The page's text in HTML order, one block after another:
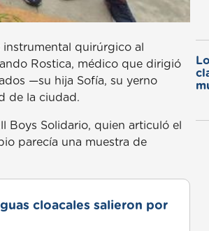
quirúrgico al
Rostica, médico que dirigió
—su hija Sofía, su yerno
de la ciudad.
Boys Solidario, quien articuló el
parecía una muestra de
cloacales salieron por